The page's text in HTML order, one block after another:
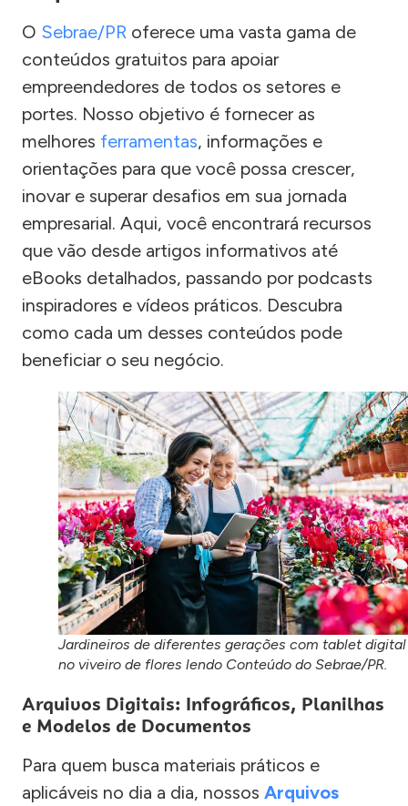
O Sebrae/PR oferece uma vasta gama de
conteúdos gratuitos para apoiar
empreendedores de todos os setores e
portes. Nosso objetivo é fornecer as
melhores ferramentas, informações e
orientações para que você possa crescer,
inovar e superar desafios em sua jornada
empresarial. Aqui, você encontrará recursos
que vão desde artigos informativos até
eBooks detalhados, passando por podcasts
inspiradores e vídeos práticos. Descubra
como cada um desses conteúdos pode
beneficiar o seu negócio.
Jardineiros de diferentes gerações com tablet digital
no viveiro de flores lendo Conteúdo do Sebrae/PR.
Arquivos Digitais: Infográficos, Planilhas
e Modelos de Documentos
Para quem busca materiais práticos e
aplicáveis no dia a dia, nossos Arquivos